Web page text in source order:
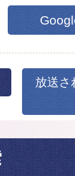
放送さ